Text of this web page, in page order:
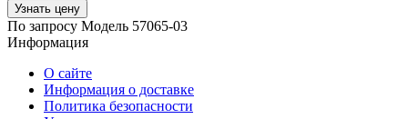
Узнать цену
По запросу Модель 57065-03
Информация
О сайте
Информация о доставке
Политика безопасности